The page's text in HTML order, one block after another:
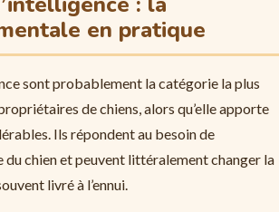
en pratique
sont probablement la catégorie la plus
de chiens, alors qu’elle apporte
Ils répondent au besoin de
chien et peuvent littéralement changer la
livré à l’ennui.